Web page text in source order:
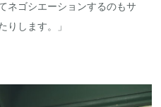
ネゴシエーションするのもサ
りします。」